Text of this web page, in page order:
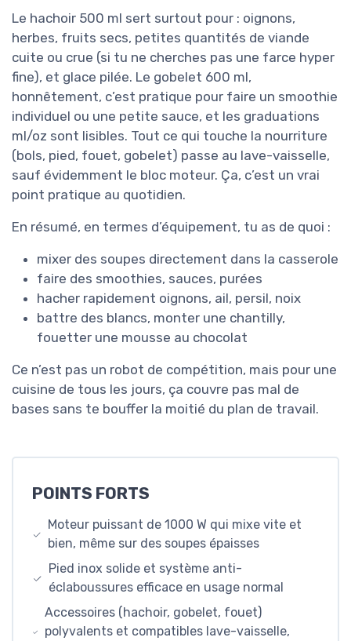
Le hachoir 500 ml sert surtout pour : oignons,
herbes, fruits secs, petites quantités de viande
cuite ou crue (si tu ne cherches pas une farce hyper
fine), et glace pilée. Le gobelet 600 ml,
honnêtement, c’est pratique pour faire un smoothie
individuel ou une petite sauce, et les graduations
ml/oz sont lisibles. Tout ce qui touche la nourriture
(bols, pied, fouet, gobelet) passe au lave-vaisselle,
sauf évidemment le bloc moteur. Ça, c’est un vrai
point pratique au quotidien.
En résumé, en termes d’équipement, tu as de quoi :
mixer des soupes directement dans la casserole
faire des smoothies, sauces, purées
hacher rapidement oignons, ail, persil, noix
battre des blancs, monter une chantilly,
fouetter une mousse au chocolat
Ce n’est pas un robot de compétition, mais pour une
cuisine de tous les jours, ça couvre pas mal de
bases sans te bouffer la moitié du plan de travail.
POINTS FORTS
Moteur puissant de 1000 W qui mixe vite et
bien, même sur des soupes épaisses
Pied inox solide et système anti-
éclaboussures efficace en usage normal
Accessoires (hachoir, gobelet, fouet)
polyvalents et compatibles lave-vaisselle,